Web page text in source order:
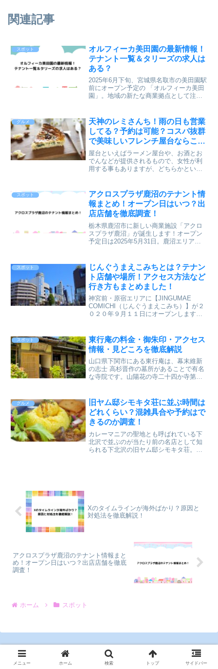
関連記事
スポット
オルフィーカ美田園の最新情報！
テナント一覧＆タリーズの求人は
ある？
2025年6月下旬、宮城県名取市の美田園駅
前にオープン予定の 「オルフィーカ美田
園」。地域の新たな商業拠点として注目
はある？」「どんなテナントが入る
の？」そんな疑問をお...
グルメ
天神のレミさんち！雨の日も営業
してる？予約は可能？コスパ抜群
で美味しいフレンチ屋台ならこ
こ！
屋台といえばラーメン屋台や、お酒とお
でんなどが提供されるもので、女性が利
用する事もありますが、どちらかという
岡や博多でも屋台と聞いて思い浮かぶの
もラーメン屋台ですよね。...
スポット
アクロスプラザ鹿沼のテナント情
報まとめ！オープン日はいつ？出
店店舗を徹底調査！
栃木県鹿沼市に新しい商業施設「アクロ
スプラザ鹿沼」が誕生します！オープン
予定日は2025年5月31日。鹿沼エリアに
になるニュースですよね。今回は、そん
なアクロスプラザ鹿...
スポット
じんぐうまえこみちとは？テナン
ト店舗や場所！アクセス方法など
行き方もまとめました！
神宮前・原宿エリアに【JINGUMAE
COMICHI（じんぐうまえこみち）】が２
０２０年９月１１日にオープンします。
まえこみち、どのような商業施設なのか
気になりますね...
スポット
東行庵の料金・御朱印・アクセス
情報・見どころを徹底解説
山口県下関市にある東行庵は、幕末維新
の志士 高杉晋作の墓所があることで有名
な寺院です。山陽花の寺二十四か寺第八
美しい境内は「花の寺」と呼ばれていま
す。
グルメ
旧ヤム邸シモキタ荘に並ぶ時間は
どれくらい？混雑具合や予約はで
きるのか調査！
カレーマニアの聖地とも呼ばれている下
北沢で並ぶのが当たり前の名店として知
られる下北沢の旧ヤム邸シモキタ荘。こ
Xのタイムラインが海外ばかり？原因と
対処法を徹底解説！
アクロスプラザ鹿沼のテナント情報まと
め！オープン日はいつ？出店店舗を徹底
調査！
ホーム スポット
メニュー ホーム 検索 トップ サイドバー